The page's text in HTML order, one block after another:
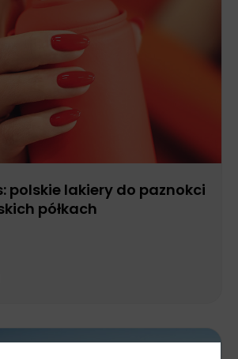
polskie lakiery do paznokci
półkach